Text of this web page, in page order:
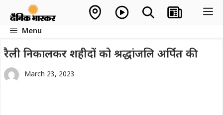
contentMenu
रैली निकालकर शहीदों को श्रद्धांजलि अर्पित की
March 23, 2023